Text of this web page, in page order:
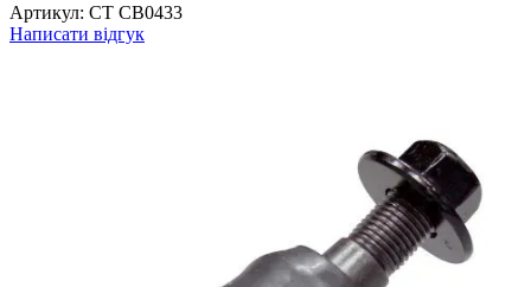
Артикул: CT CB0433
Написати відгук